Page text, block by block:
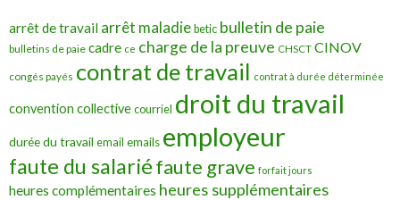
arrêt de travail arrêt maladie betic bulletin de paie
bulletins de paie cadre ce charge de la preuve CHSCT CINOV
congés payés contrat de travail contrat à durée déterminée
convention collective courriel droit du travail
durée du travail email emails employeur
faute du salariéfaute grave forfait jours
heures complémentaires heures supplémentaires